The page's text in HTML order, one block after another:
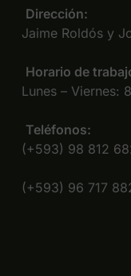
Dirección:
Jaime Roldós y
Horario de
Lunes – Viernes:
Teléfonos:
(+593) 98 812
(+593) 96 717